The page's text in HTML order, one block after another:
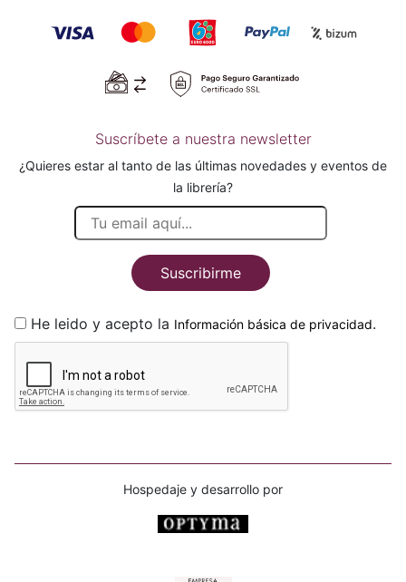
Suscríbete a nuestra newsletter
¿Quieres estar al tanto de las últimas novedades y eventos de
la librería?
Suscribirme
He leido y acepto la Información básica de privacidad.
Hospedaje y desarrollo por